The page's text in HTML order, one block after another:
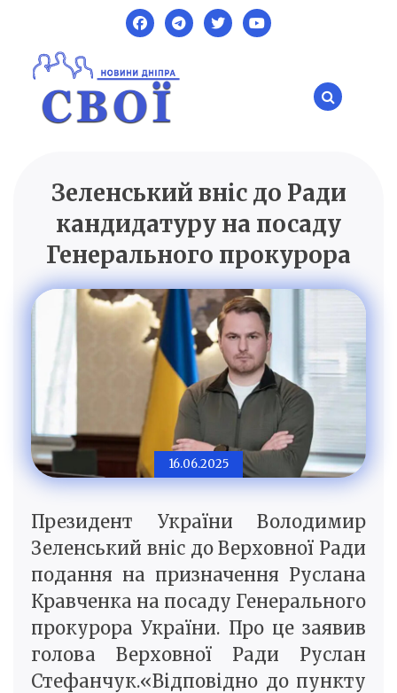
content
SVOI.DP.UA
Новини Дніпра
Зеленський вніс до Ради
кандидатуру на посаду
Генерального прокурора
16.06.2025
Президент України Володимир
Зеленський вніс до Верховної Ради
подання на призначення Руслана
Кравченка на посаду Генерального
прокурора України. Про це заявив
голова Верховної Ради Руслан
Стефанчук.«Відповідно до пункту